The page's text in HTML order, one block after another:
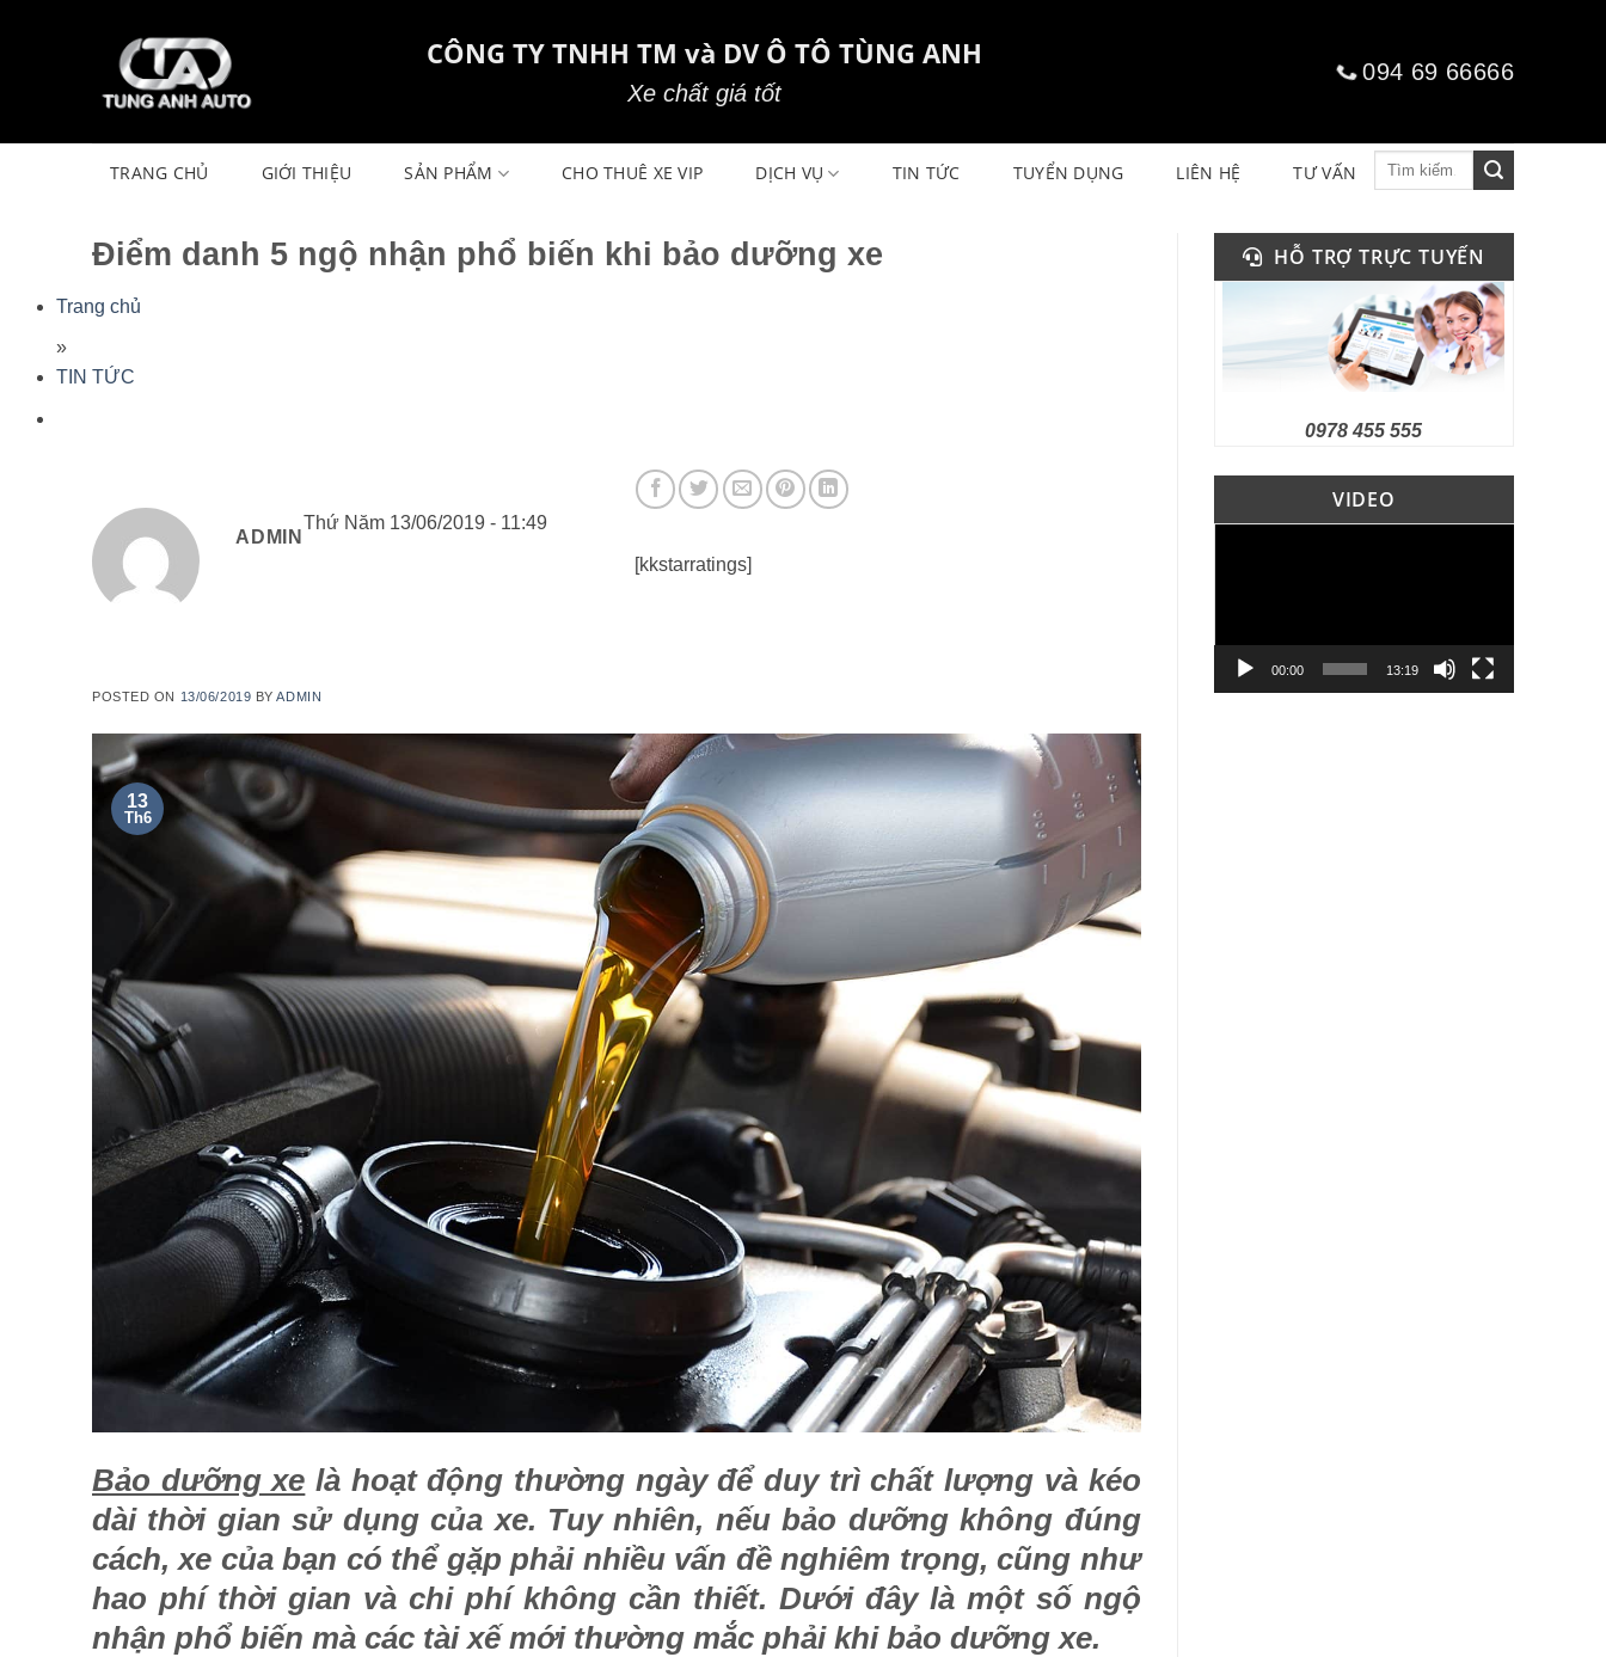
CÔNG TY TNHH TM và DV Ô TÔ TÙNG ANH
Xe chất giá tốt
094 69 66666
TRANG CHỦ GIỚI THIỆU SẢN PHẨM CHO THUÊ XE VIP DỊCH VỤ TIN TỨC TUYỂN DỤNG LIÊN HỆ TƯ VẤN
Tìm
Điểm danh 5 ngộ nhận phổ biến khi bảo dưỡng xe
Trang chủ
»
TIN TỨC
ADMIN
Thứ Năm 13/06/2019 - 11:49
[kkstarratings]
POSTED ON 13/06/2019 BYADMIN
13
Th6
Bảo dưỡng xe là hoạt động thường ngày để duy trì chất lượng và kéo
dài thời gian sử dụng của xe. Tuy nhiên, nếu bảo dưỡng không đúng
cách, xe của bạn có thể gặp phải nhiều vấn đề nghiêm trọng, cũng như
hao phí thời gian và chi phí không cần thiết. Dưới đây là một số ngộ
nhận phổ biến mà các tài xế mới thường mắc phải khi bảo dưỡng xe.
HỖ TRỢ TRỰC TUYẾN
0978 455 555
VIDEO
00:00 13:19